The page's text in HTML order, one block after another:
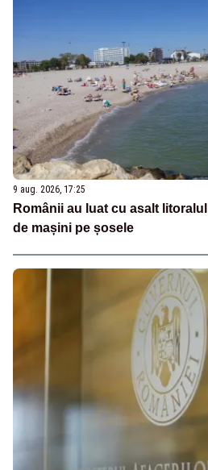
9 aug. 2026, 17:25
Românii au luat cu asalt
de mașini pe șosele